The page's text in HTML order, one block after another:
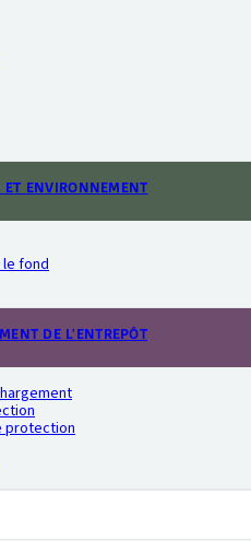
ET ENVIRONNEMENT
le fond
DE L'ENTREPÔT
protection